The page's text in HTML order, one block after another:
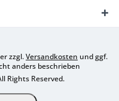
zzgl.Versandkosten und ggf.
anders beschrieben
Rights Reserved.